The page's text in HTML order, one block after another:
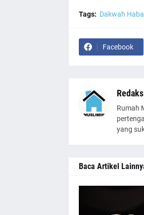
Tags: Dakwah
Facebook
Rumah
yang
Baca Artikel